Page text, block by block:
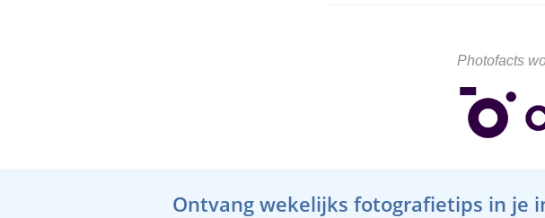
Photofacts
Ontvang wekelijks fotografietips in je